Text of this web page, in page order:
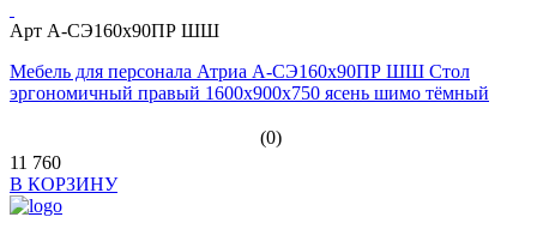
Арт А-СЭ160х90ПР ШШ
Мебель для персонала Атриа А-СЭ160х90ПР ШШ Стол
эргономичный правый 1600х900х750 ясень шимо тёмный
(0)
11 760
В КОРЗИНУ